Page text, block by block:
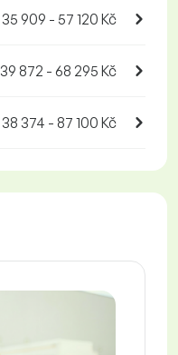
35 909 - 57 120 Kč
39 872 - 68 295 Kč
38 374 - 87 100 Kč